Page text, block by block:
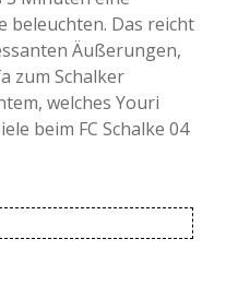
beleuchten. Das reicht
Äußerungen,
zum Schalker
welches Youri
beim FC Schalke 04